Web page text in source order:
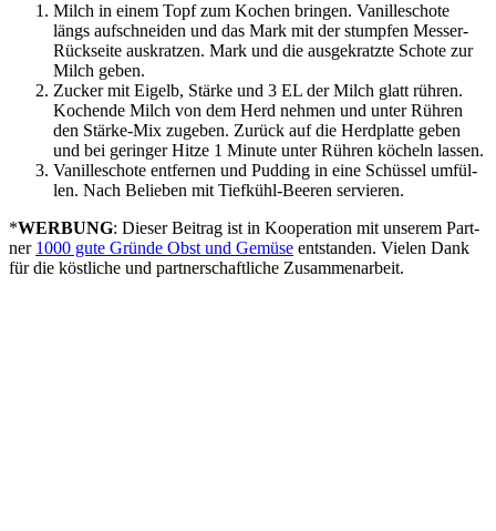
Milch in einem Topf zum Kochen brin­gen. Vanil­le­scho­te
längs auf­schnei­den und das Mark mit der stump­fen Mes­ser-
Rück­sei­te aus­krat­zen. Mark und die aus­ge­kratz­te Scho­te zur
Milch geben.
Zucker mit Eigelb, Stär­ke und 3 EL der Milch glatt rüh­ren.
Kochen­de Milch von dem Herd neh­men und unter Rüh­ren
den Stär­ke-Mix zuge­ben. Zurück auf die Herd­plat­te geben
und bei gerin­ger Hit­ze 1 Minu­te unter Rüh­ren köcheln lassen.
Vanil­le­scho­te ent­fer­nen und Pud­ding in eine Schüs­sel umfül­
len. Nach Belie­ben mit Tief­kühl-Bee­ren servieren.
*WERBUNG: Die­ser Bei­trag ist in Koope­ra­ti­on mit unse­rem Part­
ner 1000 gute Grün­de Obst und Gemü­se ent­stan­den. Vie­len Dank
für die köst­li­che und part­ner­schaft­li­che Zusammenarbeit.